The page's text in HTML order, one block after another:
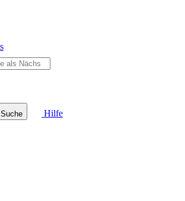
Suche
Hilfe